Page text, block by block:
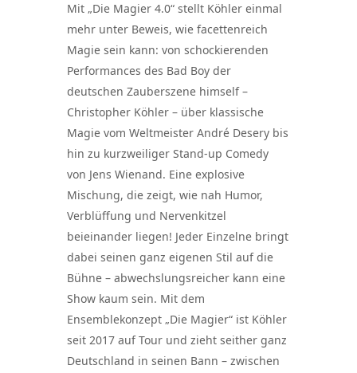
Mit „Die Magier 4.0“ stellt Köhler einmal
mehr unter Beweis, wie facettenreich
Magie sein kann: von schockierenden
Performances des Bad Boy der
deutschen Zauberszene himself –
Christopher Köhler – über klassische
Magie vom Weltmeister André Desery bis
hin zu kurzweiliger Stand-up Comedy
von Jens Wienand. Eine explosive
Mischung, die zeigt, wie nah Humor,
Verblüffung und Nervenkitzel
beieinander liegen! Jeder Einzelne bringt
dabei seinen ganz eigenen Stil auf die
Bühne – abwechslungsreicher kann eine
Show kaum sein. Mit dem
Ensemblekonzept „Die Magier“ ist Köhler
seit 2017 auf Tour und zieht seither ganz
Deutschland in seinen Bann – zwischen